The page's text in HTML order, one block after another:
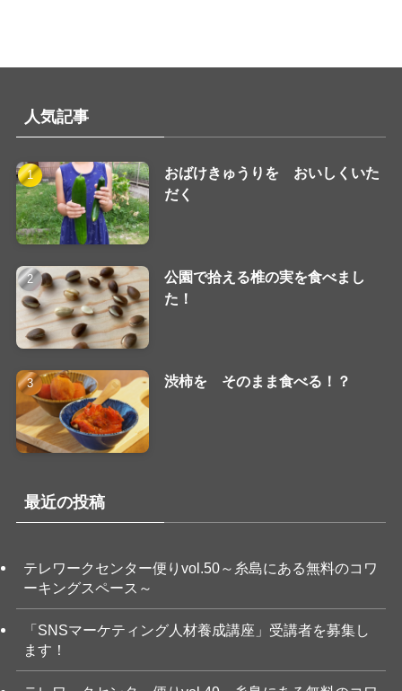
人気記事
おばけきゅうりを おいしくいた
だく
公園で拾える椎の実を食べまし
た！
渋柿を そのまま食べる！？
最近の投稿
テレワークセンター便りvol.50～糸島にある無料のコワ
ーキングスペース～
「SNSマーケティング人材養成講座」受講者を募集し
ます！